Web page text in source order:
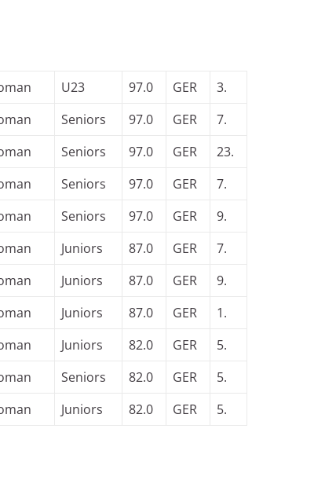
U23 97.0 GER
3.
Seniors 97.0 GER
7.
Seniors 97.0 GER
23.
Seniors 97.0 GER
7.
Seniors 97.0 GER
9.
Juniors 87.0 GER
7.
Juniors 87.0 GER
9.
Juniors 87.0 GER
1.
Juniors 82.0 GER
5.
Seniors 82.0 GER
5.
Juniors 82.0 GER 5.